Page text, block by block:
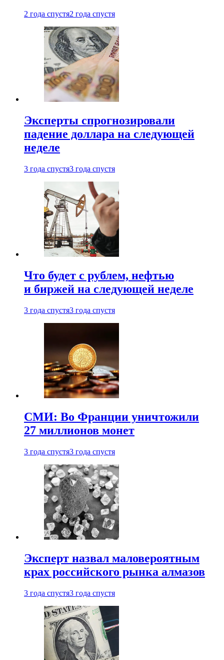
2 года спустя2 года спустя
Эксперты спрогнозировали
падение доллара на следующей
неделе
3 года спустя3 года спустя
Что будет с рублем, нефтью
и биржей на следующей неделе
3 года спустя3 года спустя
СМИ: Во Франции уничтожили
27 миллионов монет
3 года спустя3 года спустя
Эксперт назвал маловероятным
крах российского рынка алмазов
3 года спустя3 года спустя